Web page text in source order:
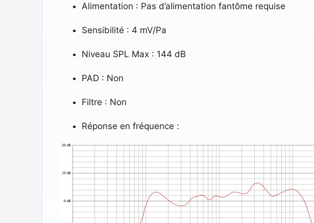
Alimentation : Pas d’alimentation fantôme requise
Sensibilité : 4 mV/Pa
Niveau SPL Max : 144 dB
PAD : Non
Filtre : Non
Réponse en fréquence :